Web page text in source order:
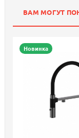
ВАМ МОГУТ
Новинка